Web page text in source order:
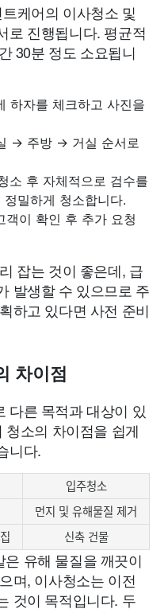
케어의 이사청소 및
로 진행됩니다. 평균적
30분 정도 소요됩니
하자를 체크하고 사진을
→ 주방 → 거실 순서로
소 후 자체적으로 검수를
밀하게 청소합니다.
객이 확인 후 추가 요청
잡는 것이 좋은데, 급
발생할 수 있으므로 주
하고 있다면 사전 준비
차이점
다른 목적과 대상이 있
소의 차이점을 쉽게
니다.
입주청소
먼지 및 유해물질 제거
신축 건물
유해 물질을 깨끗이
며, 이사청소는 이전
것이 목적입니다. 두